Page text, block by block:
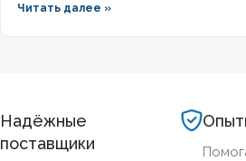
алюминиевых бронированных
Читать далее »
Надёжные
поставщики